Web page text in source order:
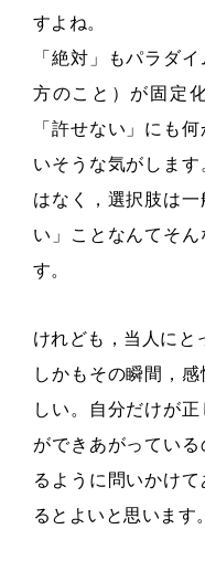
すよね。
「絶対」もパラダ
方のこと）が固定
「許せない」にも
いそうな気がしま
はなく，選択肢は
い」ことなんてそ
す。
けれども，当人にと
しかもその瞬間，
しい。自分だけが
ができあがってい
るように問いかけ
るとよいと思います。